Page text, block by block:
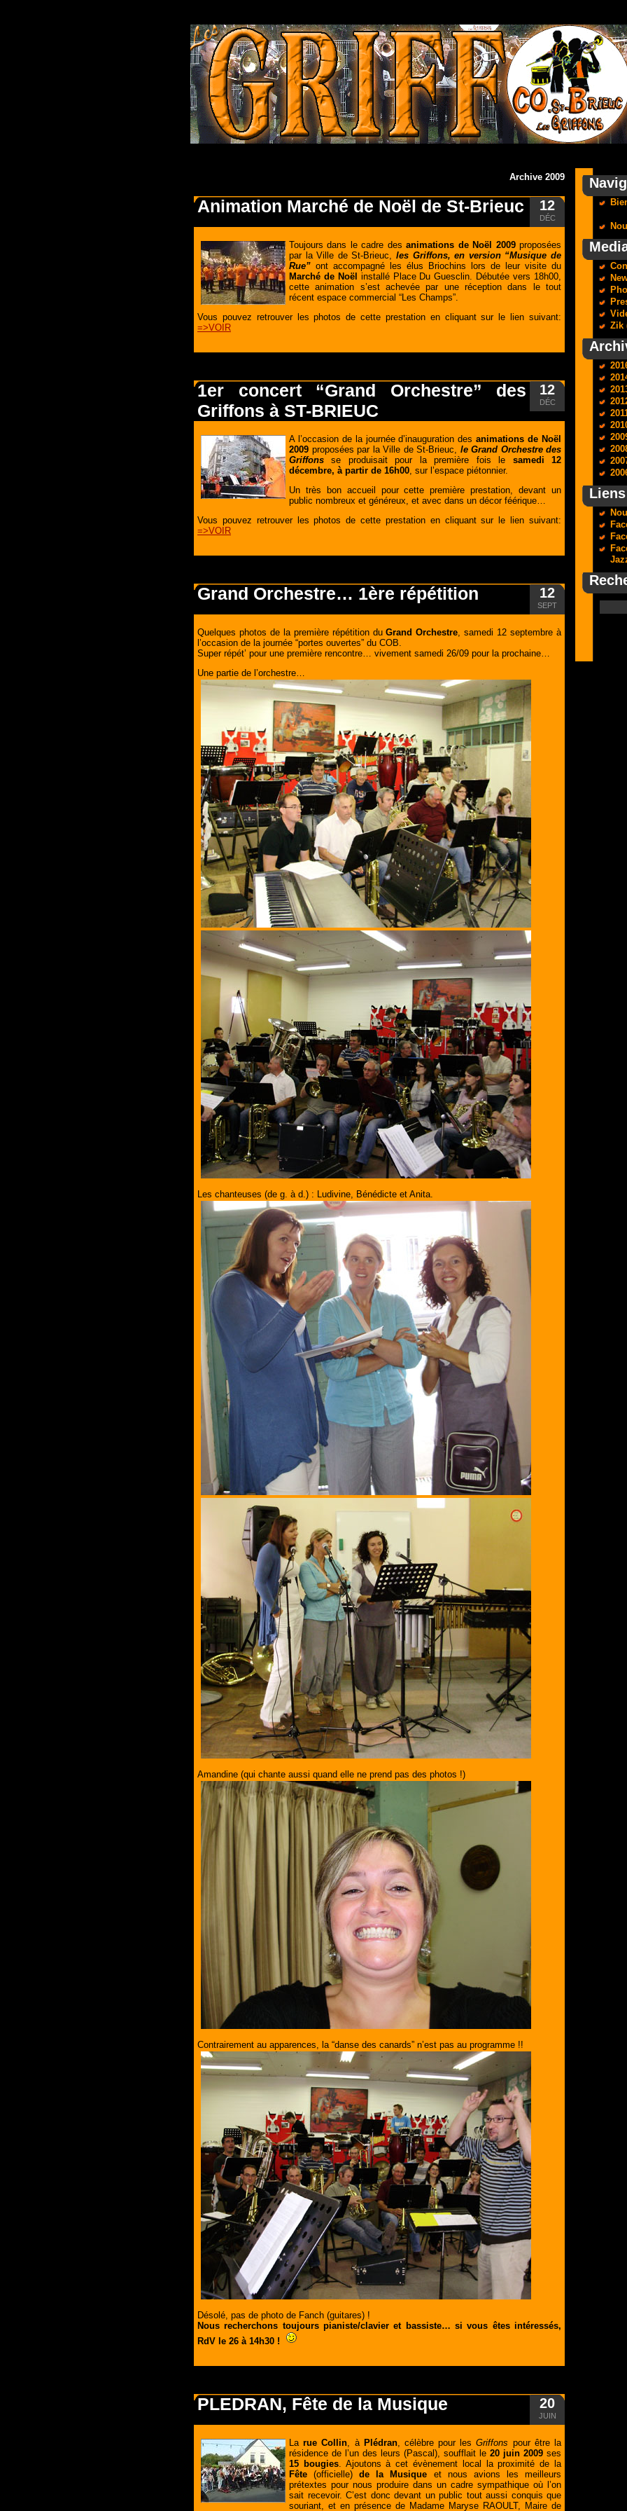
Archive 2009
Animation Marché de Noël de St-Brieuc 12
DÉC
Toujours dans le cadre desanimations de Noël 2009proposées
par la Ville de St-Brieuc, les Griffons, en version “Musique de
Rue” ont accompagné les élus Briochins lors de leur visite du
Marché de Noël installé Place Du Guesclin. Débutée vers 18h00,
cette animation s’est achevée par une réception dans le tout
récent espace commercial “Les Champs”.
Vous pouvez retrouver les photos de cette prestation en cliquant sur le lien suivant:
=>VOIR
1er concert “Grand Orchestre” des
Griffons à ST-BRIEUC
12
DÉC
A l’occasion de la journée d’inauguration desanimations de Noël
2009 proposées par la Ville de St-Brieuc, le Grand Orchestre des
Griffons se produisait pour la première fois le samedi 12
décembre, à partir de 16h00, sur l’espace piétonnier.
Un très bon accueil pour cette première prestation, devant un
public nombreux et généreux, et avec dans un décor féérique…
Vous pouvez retrouver les photos de cette prestation en cliquant sur le lien suivant:
=>VOIR
Grand Orchestre… 1ère répétition 12
SEPT
Quelques photos de la première répétition duGrand Orchestre, samedi 12 septembre à
l’occasion de la journée “portes ouvertes” du COB.
Super répét’ pour une première rencontre… vivement samedi 26/09 pour la prochaine…
Une partie de l’orchestre…
Les chanteuses (de g. à d.) : Ludivine, Bénédicte et Anita.
Amandine (qui chante aussi quand elle ne prend pas des photos !)
Contrairement au apparences, la “danse des canards” n’est pas au programme !!
Désolé, pas de photo de Fanch (guitares) !
Nous recherchons toujours pianiste/clavier et bassiste… si vous êtes intéressés,
RdV le 26 à 14h30 !
PLEDRAN, Fête de la Musique 20
JUIN
Larue Collin, à Plédran, célèbre pour lesGriffons pour être la
résidence de l’un des leurs (Pascal), soufflait le 20 juin 2009 ses
15 bougies. Ajoutons à cet évènement local la proximité de la
Fête (officielle)de la Musique et nous avions les meilleurs
prétextes pour nous produire dans un cadre sympathique où l’on
sait recevoir. C’est donc devant un public tout aussi conquis que
souriant, et en présence de Madame Maryse RAOULT, Maire de
Zik
Liens